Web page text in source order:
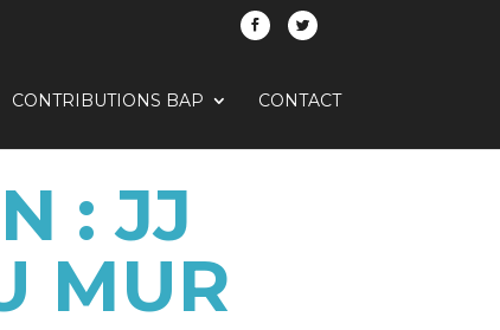
CONTRIBUTIONS BAP CONTACT
: JJ
MUR